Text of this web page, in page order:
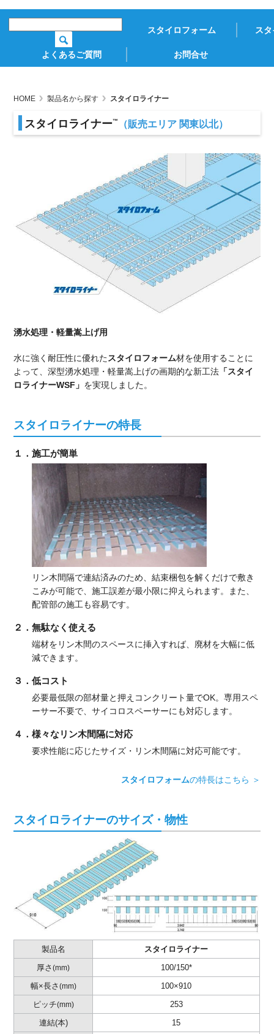
スタイロフォーム ス
よくあるご質問 お問合せ
HOME 製品名から探す スタイロライナー
スタイロライナー™ （販売エリア 関東以北）
湧水処理・軽量嵩上げ用
水に強く耐圧性に優れたスタイロフォーム材を使用することに
よって、深型湧水処理・軽量嵩上げの画期的な新工法 「スタイ
ロライナーWSF」 を実現しました。
スタイロライナーの特長
１．施工が簡単
リン木間隔で連結済みのため、結束梱包を解くだけで敷き
こみが可能で、施工誤差が最小限に抑えられます。また、
配管部の施工も容易です。
２．無駄なく使える
端材をリン木間のスペースに挿入すれば、廃材を大幅に低
減できます。
３．低コスト
必要最低限の部材量と押えコンクリート量でOK。専用スペ
ーサー不要で、サイコロスペーサーにも対応します。
４．様々なリン木間隔に対応
要求性能に応じたサイズ・リン木間隔に対応可能です。
スタイロフォームの特長はこちら ＞
スタイロライナーのサイズ・物性
製品名
厚さ(mm)
幅×長さ (mm)
ピッチ(mm)
連結(本)
スタイロライナー
100/150*
100×910
253
15